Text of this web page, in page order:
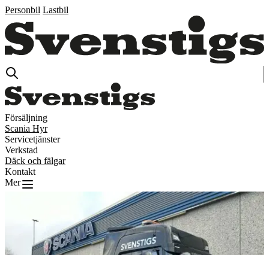
Personbil Lastbil
Försäljning
Scania Hyr
Servicetjänster
Verkstad
Däck och fälgar
Kontakt
Mer